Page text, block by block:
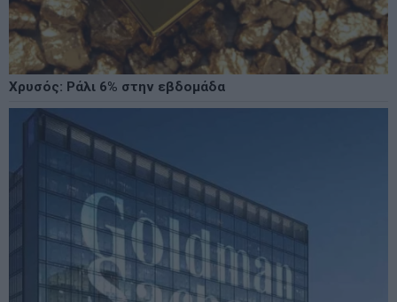
Χρυσός: Ράλι 6% στην εβδομάδα